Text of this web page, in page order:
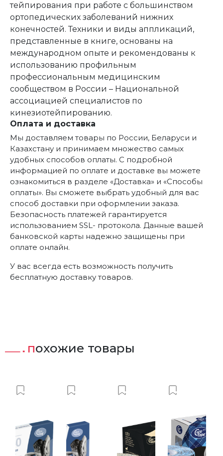
тейпирования при работе с большинством
ортопедических заболеваний нижних
конечностей. Техники и виды аппликаций,
представленные в книге, основаны на
международном опыте и рекомендованы к
использованию профильным
профессиональным медицинским
сообществом в России – Национальной
ассоциацией специалистов по
кинезиотейпированию.
Оплата и доставка
Мы доставляем товары по России, Беларуси и
Казахстану и принимаем множество самых
удобных способов оплаты. С подробной
информацией по оплате и доставке вы можете
ознакомиться в разделе «Доставка» и «Способы
оплаты». Вы сможете выбрать удобный для вас
способ доставки при оформлении заказа.
Безопасность платежей гарантируется
использованием SSL- протокола. Данные вашей
банковской карты надежно защищены при
оплате онлайн.
У вас всегда есть возможность получить
бесплатную доставку товаров.
похожие товары
в Вишлист
Добавить в ВишлистДобавить в ВишлистДобавить в Вишлист